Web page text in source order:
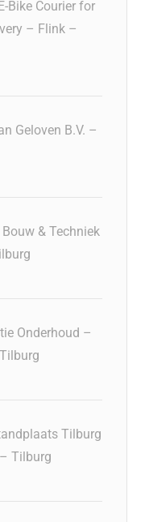
Bike Courier for
– Flink –
Geloven B.V. –
& Techniek
Onderhoud –
Tilburg
Tilburg